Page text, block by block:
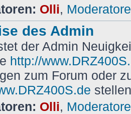
Olli,
des Admin
der Admin
http://
zum Forum oder
Olli,